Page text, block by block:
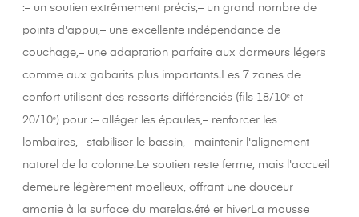
:– un soutien extrêmement précis,– un grand nombre de
points d'appui,– une excellente indépendance de
couchage,– une adaptation parfaite aux dormeurs légers
comme aux gabarits plus importants.Les 7 zones de
confort utilisent des ressorts différenciés (fils 18/10ᵉ et
20/10ᵉ) pour :– alléger les épaules,– renforcer les
lombaires,– stabiliser le bassin,– maintenir l'alignement
naturel de la colonne.Le soutien reste ferme, mais l'accueil
demeure légèrement moelleux, offrant une douceur
amortie à la surface du matelas.été et hiverLa mousse